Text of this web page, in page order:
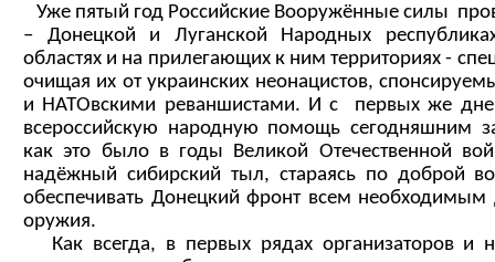
Уже пятый год Российские Вооружённые силы
– Донецкой и Луганской Народных
областях и на прилегающих к ним территориях -
очищая их от украинских неонацистов,
и НАТОвскими реваншистами. И с первых же
всероссийскую народную помощь сегодняшним
как это было в годы Великой Отечественной
надёжный сибирский тыл, стараясь по доброй
обеспечивать Донецкий фронт всем
оружия.
Как всегда, в первых рядах организаторов и